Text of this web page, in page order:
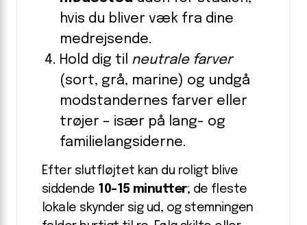
hvis du bliver væk fra dine
medrejsende.
Hold dig til neutrale farver
(sort, grå, marine) og undgå
modstandernes farver eller
trøjer – især på lang- og
familielangsiderne.
Efter slutfløjtet kan du roligt blive
siddende 10-15 minutter; de fleste
lokale skynder sig ud, og stemningen